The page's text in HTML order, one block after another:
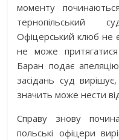
моменту
тернопільський
Офіцерський клюб не
не може притягатися
Баран подає
засідань суд
значить може нести
Справу знову
польські офіцери